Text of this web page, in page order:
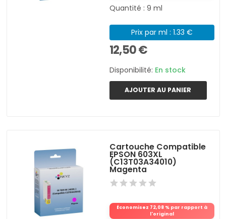
Quantité : 9 ml
Prix par ml : 1.33 €
12,50 €
Disponibilité: En stock
AJOUTER AU PANIER
Cartouche Compatible
EPSON 603XL
(C13T03A34010)
Magenta
Économisez 72,08 % par rapport à
l'original